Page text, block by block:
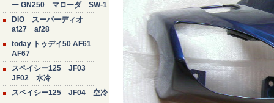
ー GN250 マローダ SW-1
DIO スーパーディオ
af27 af28
today トゥデイ50 AF61
AF67
スペイシー125 JF03
JF02 水冷
スペイシー125 JF04 空冷